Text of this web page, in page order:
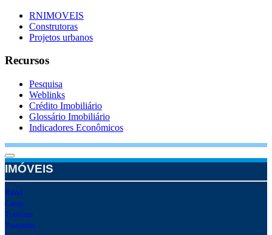
RNIMOVEIS
Construtoras
Projetos urbanos
Recursos
Pesquisa
Weblinks
Crédito Imobiliário
Glossário Imobiliário
Indicadores Econômicos
IMÓVEIS
Rural
Casas
Terrenos
Pousadas